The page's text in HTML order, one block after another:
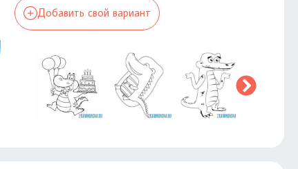
Добавить свой вариант